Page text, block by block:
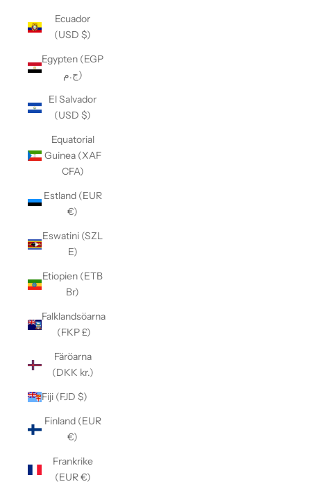
Ecuador
(USD $)
Egypten (EGP
ج.م)
El Salvador
(USD $)
Equatorial
Guinea (XAF
CFA)
Estland (EUR
€)
Eswatini (SZL
E)
Etiopien (ETB
Br)
Falklandsöarna
(FKP £)
Färöarna
(DKK kr.)
Fiji (FJD $)
Finland (EUR
€)
Frankrike
(EUR €)